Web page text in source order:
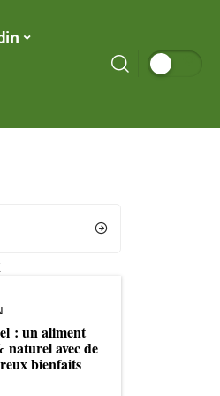
: un aliment
naturel avec de
bienfaits